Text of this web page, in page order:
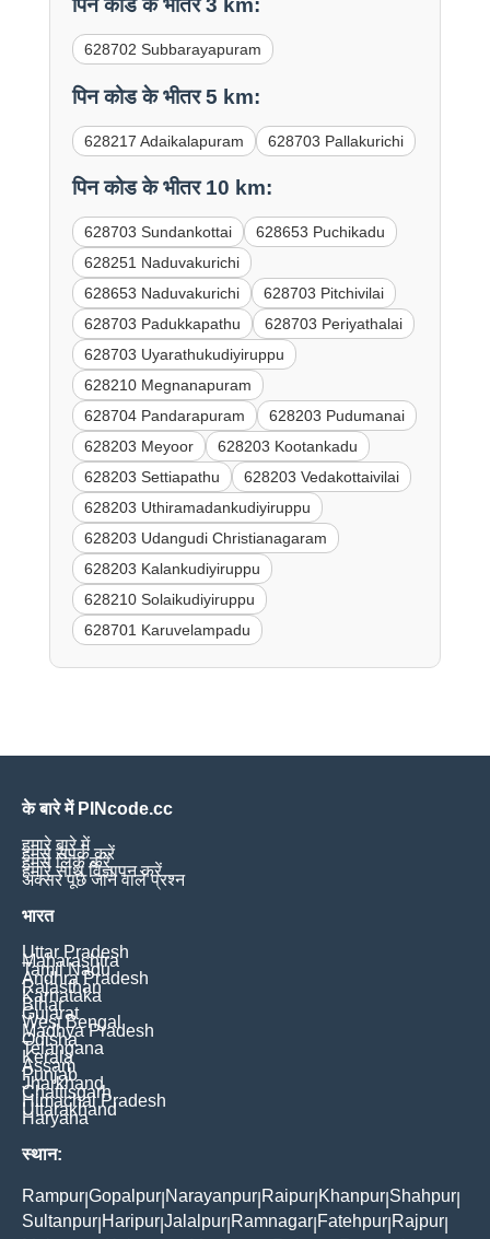
पिन कोड के भीतर 3 km:
628702 Subbarayapuram
पिन कोड के भीतर 5 km:
628217 Adaikalapuram 628703 Pallakurichi
पिन कोड के भीतर 10 km:
628703 Sundankottai
628653 Puchikadu
628251 Naduvakurichi
628653 Naduvakurichi
628703 Pitchivilai
628703 Padukkapathu
628703 Periyathalai
628703 Uyarathukudiyiruppu
628210 Megnanapuram
628704 Pandarapuram
628203 Pudumanai
628203 Meyoor
628203 Kootankadu
628203 Settiapathu
628203 Vedakottaivilai
628203 Uthiramadankudiyiruppu
628203 Udangudi Christianagaram
628203 Kalankudiyiruppu
628210 Solaikudiyiruppu
628701 Karuvelampadu
के बारे में PINcode.cc
हमारे बारे में
हमसे संपर्क करें
हमसे लिंक करें
हमारे साथ विज्ञापन करें
अक्सर पूछे जाने वाले प्रश्न
भारत
Uttar Pradesh
Maharashtra
Tamil Nadu
Andhra Pradesh
Rajasthan
Karnataka
Bihar
Gujarat
West Bengal
Madhya Pradesh
Odisha
Telangana
Kerala
Assam
Punjab
Jharkhand
Chattisgarh
Himachal Pradesh
Uttarakhand
Haryana
स्थान:
Rampur Gopalpur Narayanpur Raipur Khanpur Shahpur
Sultanpur Haripur Jalalpur Ramnagar Fatehpur Rajpur